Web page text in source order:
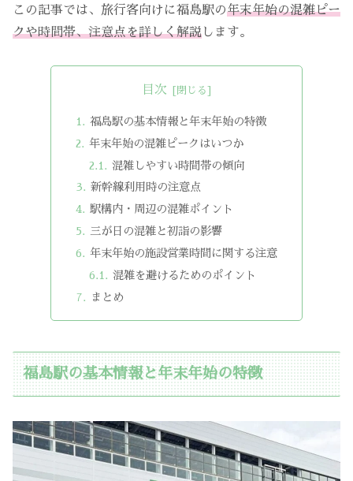
この記事では、旅行客向けに福島駅の年末年始の混雑ピー
クや時間帯、注意点を詳しく解説します。
目次
福島駅の基本情報と年末年始の特徴
年末年始の混雑ピークはいつか
混雑しやすい時間帯の傾向
新幹線利用時の注意点
駅構内・周辺の混雑ポイント
三が日の混雑と初詣の影響
年末年始の施設営業時間に関する注意
混雑を避けるためのポイント
まとめ
福島駅の基本情報と年末年始の特徴